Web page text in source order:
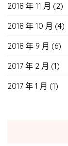
2018 年 11 月 (2)
2018 年 10 月 (4)
2018 年 9 月 (6)
2017 年 2 月 (1)
2017 年 1 月 (1)